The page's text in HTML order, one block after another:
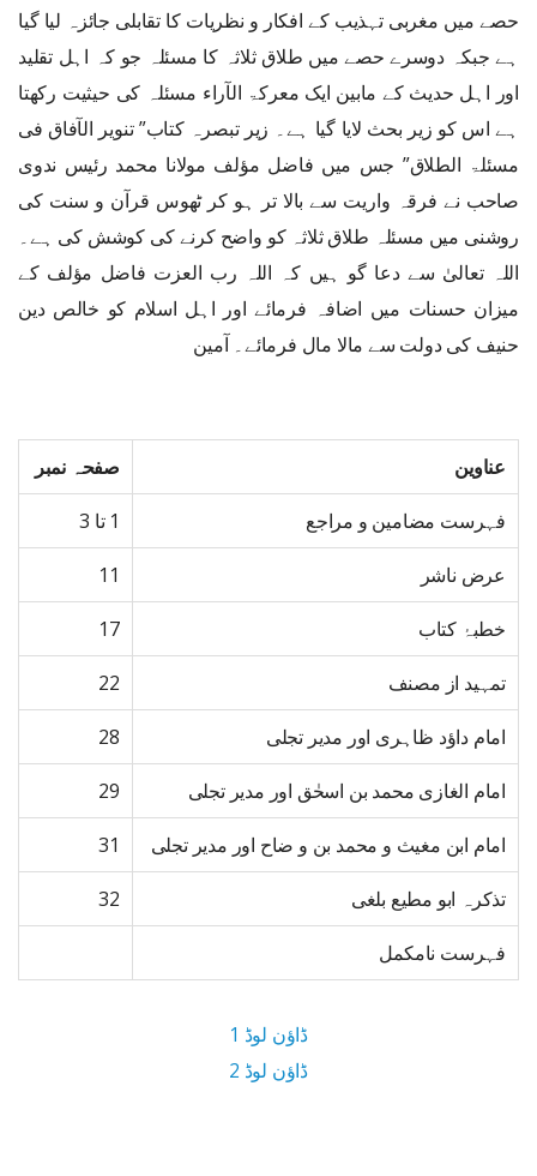
حصے میں مغربی تہذیب کے افکار و نظریات کا تقابلی جائزہ لیا گیا
ہے جبکہ دوسرے حصے میں طلاق ثلاثہ کا مسئلہ جو کہ اہل تقلید
اور اہل حدیث کے مابین ایک معرکۃ الآراء مسئلہ کی حیثیت رکھتا
ہے اس کو زیر بحث لایا گیا ہے۔ زیر تبصرہ کتاب” تنویر الآفاق فی
مسئلۃ الطلاق” جس میں فاضل مؤلف مولانا محمد رئیس ندوی
صاحب نے فرقہ واریت سے بالا تر ہو کر ٹھوس قرآن و سنت کی
روشنی میں مسئلہ طلاق ثلاثہ کو واضح کرنے کی کوشش کی ہے۔
اللہ تعالیٰ سے دعا گو ہیں کہ اللہ رب العزت فاضل مؤلف کے
میزان حسنات میں اضافہ فرمائے اور اہل اسلام کو خالص دین
حنیف کی دولت سے مالا مال فرمائے۔ آمین
عناوین صفحہ نمبر
فہرست مضامین و مراجع 1 تا 3
عرض ناشر 11
خطبۂ کتاب 17
تمہید از مصنف 22
امام داؤد ظاہری اور مدیر تجلی 28
امام الغازی محمد بن اسحٰق اور مدیر تجلی 29
امام ابن مغیث و محمد بن و ضاح اور مدیر تجلی 31
تذکرہ ابو مطیع بلغی 32
فہرست نامکمل
ڈاؤن لوڈ 1
ڈاؤن لوڈ 2